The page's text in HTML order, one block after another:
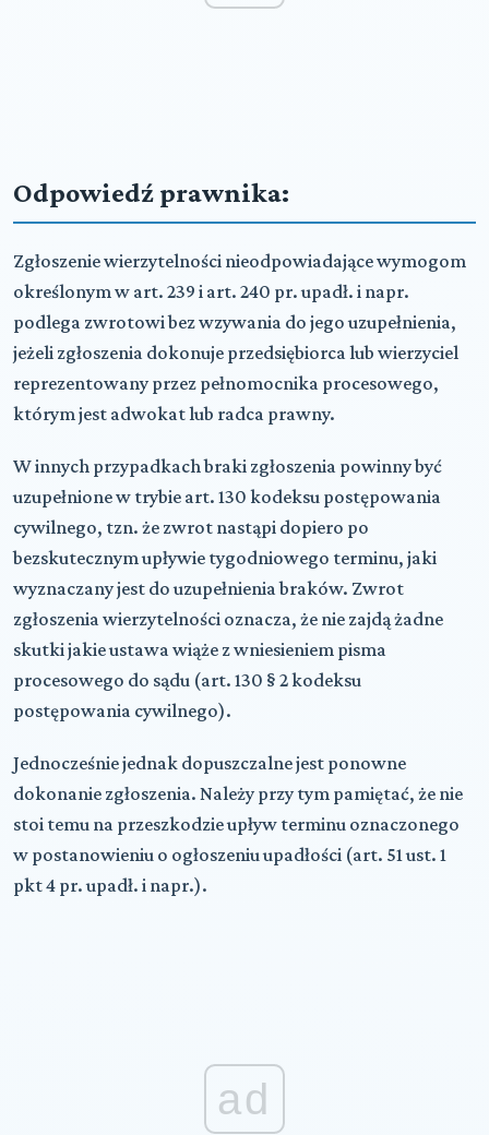
Odpowiedź prawnika:
Zgłoszenie wierzytelności nieodpowiadające wymogom
określonym w art. 239 i art. 240 pr. upadł. i napr.
podlega zwrotowi bez wzywania do jego uzupełnienia,
jeżeli zgłoszenia dokonuje przedsiębiorca lub wierzyciel
reprezentowany przez pełnomocnika procesowego,
którym jest adwokat lub radca prawny.
W innych przypadkach braki zgłoszenia powinny być
uzupełnione w trybie art. 130 kodeksu postępowania
cywilnego, tzn. że zwrot nastąpi dopiero po
bezskutecznym upływie tygodniowego terminu, jaki
wyznaczany jest do uzupełnienia braków. Zwrot
zgłoszenia wierzytelności oznacza, że nie zajdą żadne
skutki jakie ustawa wiąże z wniesieniem pisma
procesowego do sądu (art. 130 § 2 kodeksu
postępowania cywilnego).
Jednocześnie jednak dopuszczalne jest ponowne
dokonanie zgłoszenia. Należy przy tym pamiętać, że nie
stoi temu na przeszkodzie upływ terminu oznaczonego
w postanowieniu o ogłoszeniu upadłości (art. 51 ust. 1
pkt 4 pr. upadł. i napr.).
ad